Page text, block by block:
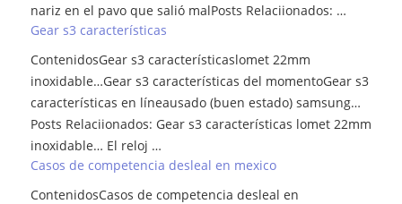
nariz en el pavo que salió malPosts Relaciionados: …
Gear s3 características
ContenidosGear s3 característicaslomet 22mm
inoxidable…Gear s3 características del momentoGear s3
características en líneausado (buen estado) samsung…
Posts Relaciionados: Gear s3 características lomet 22mm
inoxidable… El reloj …
Casos de competencia desleal en mexico
ContenidosCasos de competencia desleal en